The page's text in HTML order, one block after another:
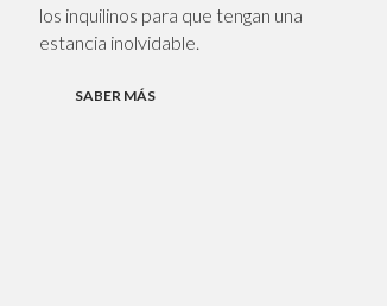
los inquilinos para que tengan una
estancia inolvidable.
SABER MÁS